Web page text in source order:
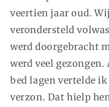
veertien jaar oud.
verondersteld
werd doorgebracht
werd veel
bed lagen vertelde
verzon. Dat hielp